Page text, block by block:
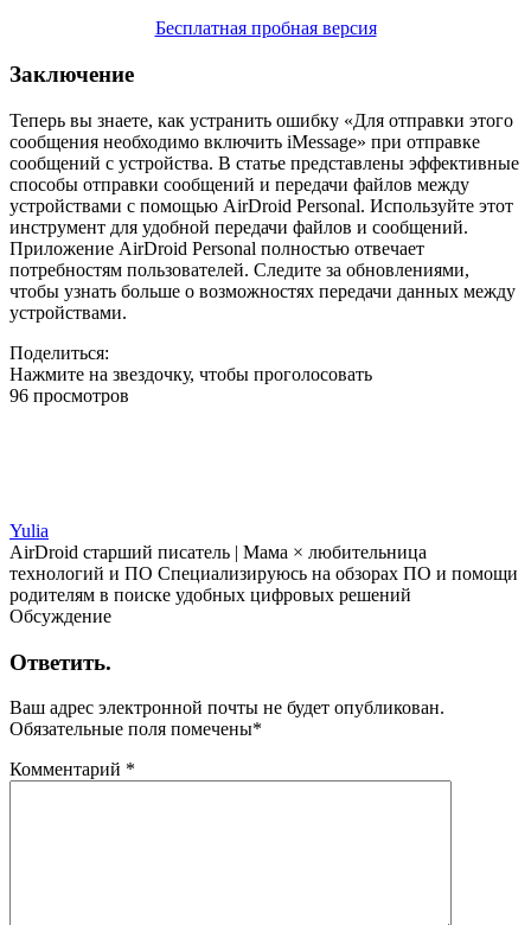
Бесплатная пробная версия
Заключение
Теперь вы знаете, как устранить ошибку «Для отправки этого
сообщения необходимо включить iMessage» при отправке
сообщений с устройства. В статье представлены эффективные
способы отправки сообщений и передачи файлов между
устройствами с помощью AirDroid Personal. Используйте этот
инструмент для удобной передачи файлов и сообщений.
Приложение AirDroid Personal полностью отвечает
потребностям пользователей. Следите за обновлениями,
чтобы узнать больше о возможностях передачи данных между
устройствами.
Поделиться:
Нажмите на звездочку, чтобы проголосовать
96 просмотров
Yulia
AirDroid старший писатель | Мама × любительница
технологий и ПО Специализируюсь на обзорах ПО и помощи
родителям в поиске удобных цифровых решений
Обсуждение
Ответить.
Ваш адрес электронной почты не будет опубликован.
Обязательные поля помечены*
Комментарий *